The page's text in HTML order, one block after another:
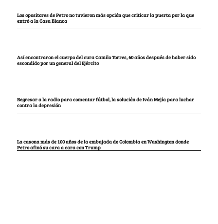
Los opositores de Petro no tuvieron más opción que criticar la puerta por la que
entró a la Casa Blanca
Así encontraron el cuerpo del cura Camilo Torres, 60 años después de haber sido
escondido por un general del Ejército
Regresar a la radio para comentar fútbol, la solución de Iván Mejía para luchar
contra la depresión
La casona más de 100 años de la embajada de Colombia en Washington donde
Petro afinó su cara a cara con Trump